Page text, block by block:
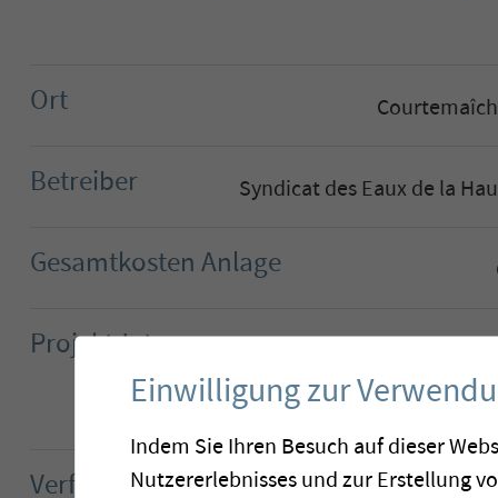
Ort
Betreiber Syndicat des Eaux de la
Gesamtkosten Anlage
Projektdaten
Verfahrensablauf
Einwilligung zur
Indem Sie Ihren Besuch auf dieser
Nutzererlebnisses und zur Erstellung